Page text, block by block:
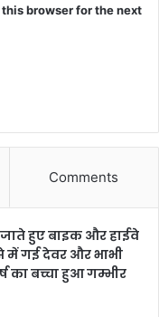
browser for the next
Comments
जाते हुए बाइक और हाईवे
में गई देवर और भाभी
का बच्चा हुआ गम्भीर